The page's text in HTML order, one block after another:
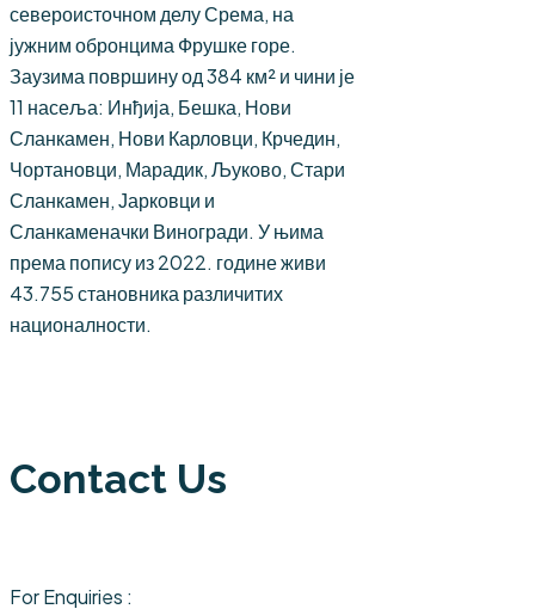
североисточном делу Срема, на
јужним обронцима Фрушке горе.
Заузима површину од 384 км² и чини је
11 насеља: Инђија, Бешка, Нови
Сланкамен, Нови Карловци, Крчедин,
Чортановци, Марадик, Љуково, Стари
Сланкамен, Јарковци и
Сланкаменачки Виногради. У њима
према попису из 2022. године живи
43.755 становника различитих
националности.
Contact Us
For Enquiries :